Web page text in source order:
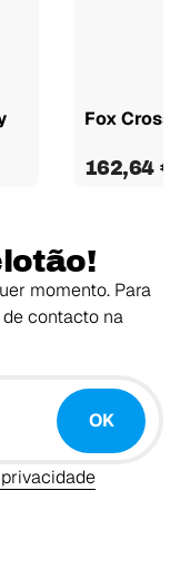
Fox
162,64 €
momento. Para
contacto na
OK